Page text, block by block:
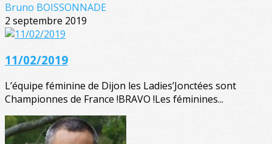
Bruno BOISSONNADE
2 septembre 2019
11/02/2019
L’équipe féminine de Dijon les Ladies’Jonctées sont
Championnes de France !BRAVO !Les féminines...